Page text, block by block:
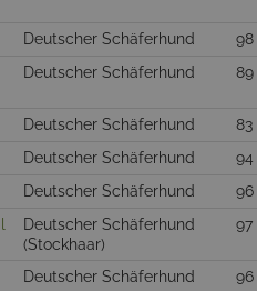
Deutscher Schäferhund 98
Deutscher Schäferhund 89
Deutscher Schäferhund 83
Deutscher Schäferhund 94
Deutscher Schäferhund 96
Deutscher Schäferhund
(Stockhaar)
97
Deutscher Schäferhund 96